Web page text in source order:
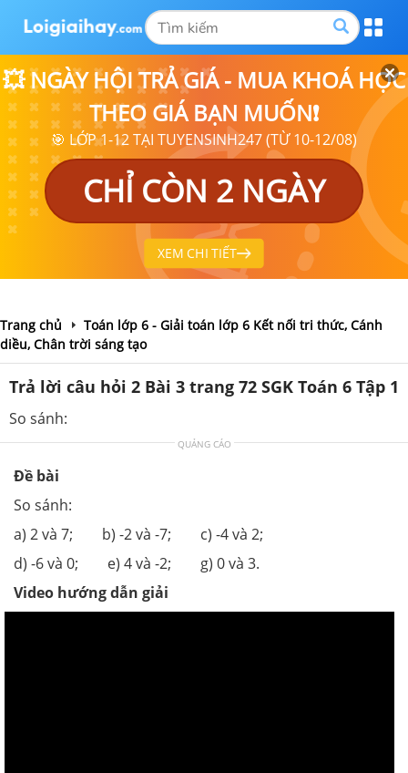
💥 NGÀY HỘI TRẢ GIÁ - MUA KHOÁ HỌC
THEO GIÁ BẠN MUỐN❗
🎯 LỚP 1-12 TẠI TUYENSINH247 (TỪ 10-12/08)
CHỈ CÒN 2 NGÀY
XEM CHI TIẾT
Trang chủ
Toán lớp 6 - Giải toán lớp 6 Kết nối tri thức, Cánh
diều, Chân trời sáng tạo
Trả lời câu hỏi 2 Bài 3 trang 72 SGK Toán 6 Tập 1
So sánh:
QUẢNG CÁO
Đề bài
So sánh:
a) 2 và 7; b) -2 và -7; c) -4 và 2;
d) -6 và 0; e) 4 và -2; g) 0 và 3.
Video hướng dẫn giải